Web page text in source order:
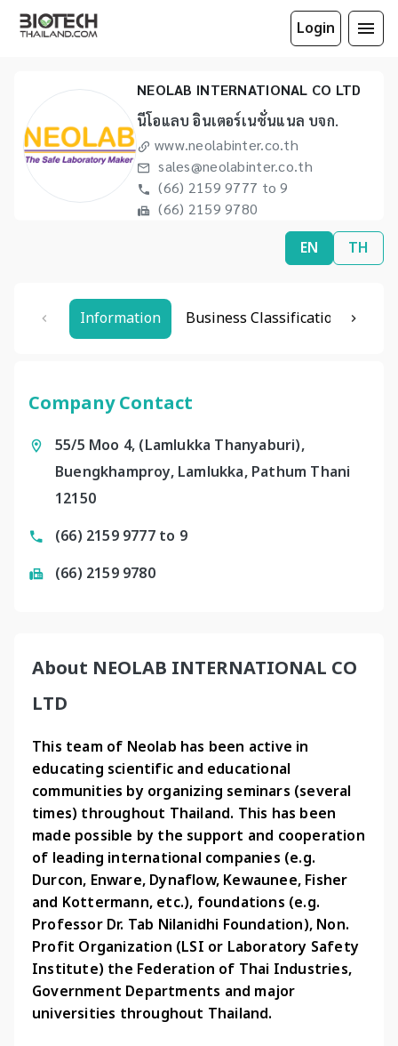
Login
NEOLAB INTERNATIONAL CO LTD
นีโอแลบ อินเตอร์เนชั่นแนล บจก.
www.neolabinter.co.th
sales@neolabinter.co.th
(66) 2159 9777 to 9
(66) 2159 9780
EN TH
Information Business Classification
Company Contact
55/5 Moo 4, (Lamlukka Thanyaburi),
Buengkhamproy, Lamlukka, Pathum Thani
12150
(66) 2159 9777 to 9
(66) 2159 9780
About NEOLAB INTERNATIONAL CO
LTD
This team of Neolab has been active in
educating scientific and educational
communities by organizing seminars (several
times) throughout Thailand. This has been
made possible by the support and cooperation
of leading international companies (e.g.
Durcon, Enware, Dynaflow, Kewaunee, Fisher
and Kottermann, etc.), foundations (e.g.
Professor Dr. Tab Nilanidhi Foundation), Non.
Profit Organization (LSI or Laboratory Safety
Institute) the Federation of Thai Industries,
Government Departments and major
universities throughout Thailand.